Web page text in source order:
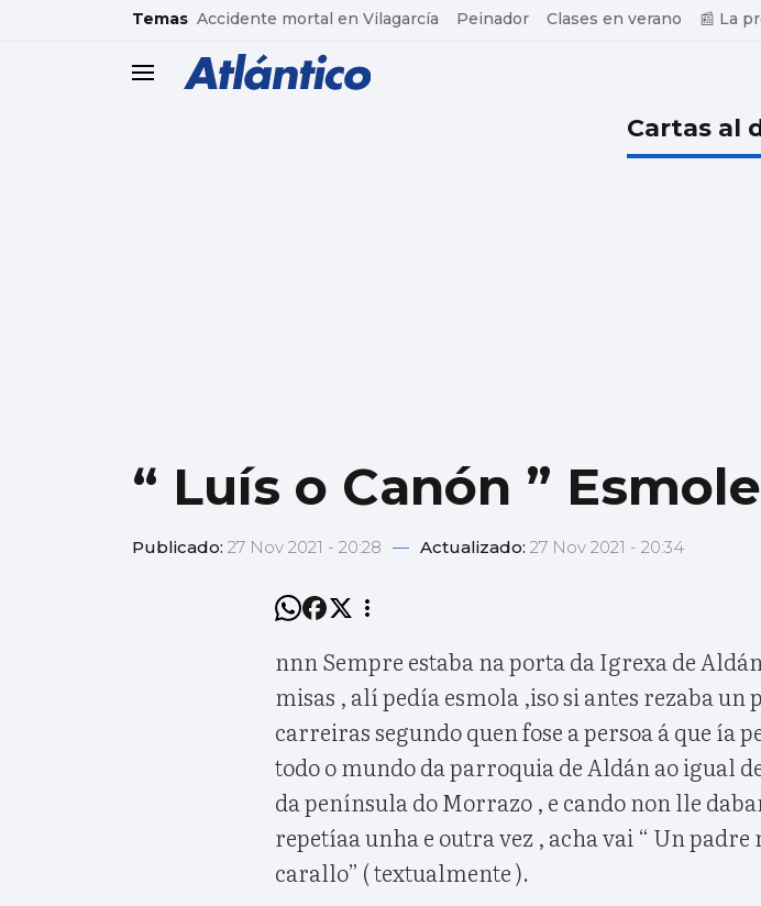
common.go-to-content
Temas Accidente mortal en Vilagarcía Peinador Clases en verano 📰 La
header.menu.open
Cartas al
“ Luís o Canón ”
Publicado: 27 Nov 2021 - 20:28 — Actualizado: 27 Nov 2021 - 20:34
nnn Sempre estaba na porta da Igrexa de
misas , alí pedía esmola ,iso si antes rezaba un
carreiras segundo quen fose a persoa á que ía
todo o mundo da parroquia de Aldán ao igual
da península do Morrazo , e cando non lle
repetíaa unha e outra vez , acha vai “ Un padre
carallo” ( textualmente ).